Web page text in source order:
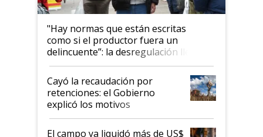
"Hay normas que están escritas
como si el productor fuera un
delincuente”: la desregulación llegó
al Congreso Aapresid y hasta se
habló del financiamiento al IPCVA
Cayó la recaudación por
retenciones: el Gobierno
explicó los motivos
El campo ya liquidó más de US$